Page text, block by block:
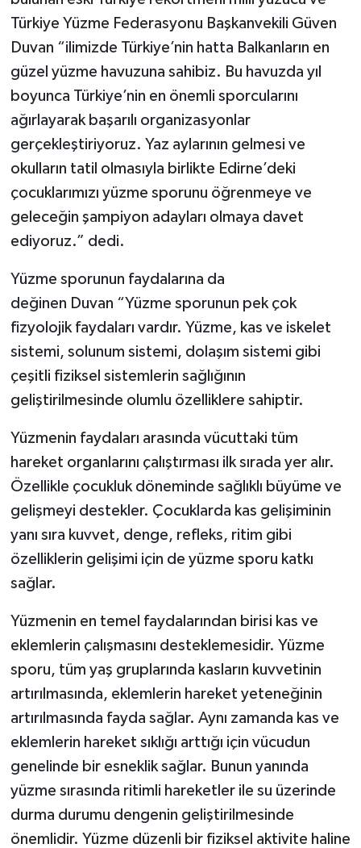
Türkiye Yüzme Federasyonu Başkanvekili Güven
Duvan “ilimizde Türkiye’nin hatta Balkanların en
güzel yüzme havuzuna sahibiz. Bu havuzda yıl
boyunca Türkiye’nin en önemli sporcularını
ağırlayarak başarılı organizasyonlar
gerçekleştiriyoruz. Yaz aylarının gelmesi ve
okulların tatil olmasıyla birlikte Edirne’deki
çocuklarımızı yüzme sporunu öğrenmeye ve
geleceğin şampiyon adayları olmaya davet
ediyoruz.” dedi.
Yüzme sporunun faydalarına da
değinen Duvan “Yüzme sporunun pek çok
fizyolojik faydaları vardır. Yüzme, kas ve iskelet
sistemi, solunum sistemi, dolaşım sistemi gibi
çeşitli fiziksel sistemlerin sağlığının
geliştirilmesinde olumlu özelliklere sahiptir.
Yüzmenin faydaları arasında vücuttaki tüm
hareket organlarını çalıştırması ilk sırada yer alır.
Özellikle çocukluk döneminde sağlıklı büyüme ve
gelişmeyi destekler. Çocuklarda kas gelişiminin
yanı sıra kuvvet, denge, refleks, ritim gibi
özelliklerin gelişimi için de yüzme sporu katkı
sağlar.
Yüzmenin en temel faydalarından birisi kas ve
eklemlerin çalışmasını desteklemesidir. Yüzme
sporu, tüm yaş gruplarında kasların kuvvetinin
artırılmasında, eklemlerin hareket yeteneğinin
artırılmasında fayda sağlar. Aynı zamanda kas ve
eklemlerin hareket sıklığı arttığı için vücudun
genelinde bir esneklik sağlar. Bunun yanında
yüzme sırasında ritimli hareketler ile su üzerinde
durma durumu dengenin geliştirilmesinde
önemlidir. Yüzme düzenli bir fiziksel aktivite haline